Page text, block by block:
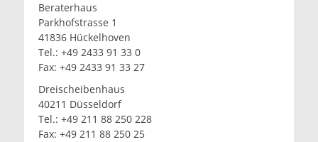
Beraterhaus
Parkhofstrasse 1
41836 Hückelhoven
Tel.: +49 2433 91 33 0
Fax: +49 2433 91 33 27
Dreischeibenhaus
40211 Düsseldorf
Tel.: +49 211 88 250 228
Fax: +49 211 88 250 25